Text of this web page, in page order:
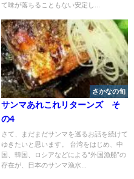
て味が落ちることもない安定し...
さかなの旬
サンマあれこれリターンズ そ
の4
さて、まだまだサンマを巡るお話を続けて
ゆきたいと思います。 台湾をはじめ、中
国、韓国、ロシアなどによる“外国漁船”の
存在が、日本のサンマ漁水...